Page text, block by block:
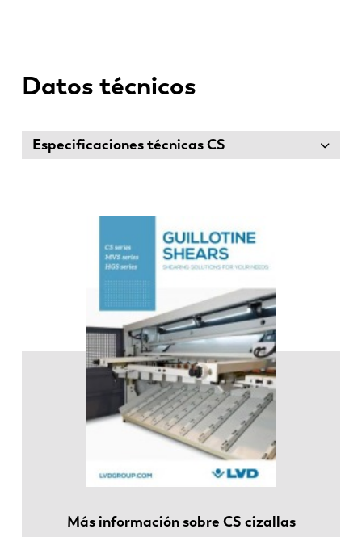
Datos técnicos
Especificaciones técnicas CS
Más información sobre CS cizallas
EN NL